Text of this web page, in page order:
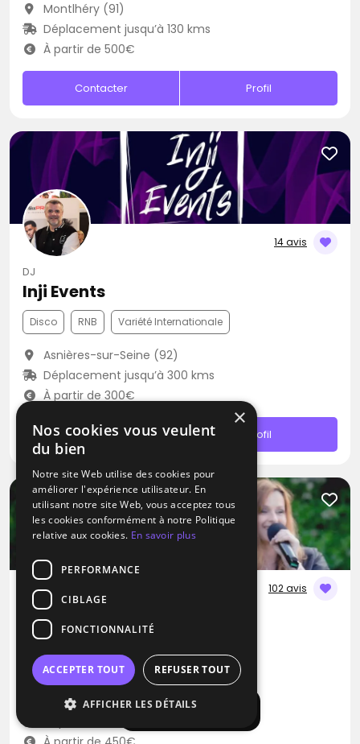
Afficher la carte
Montlhéry (91)
Déplacement jusqu’à 130 kms
À partir de 500€
Contacter Profil
14 avis
DJ
Inji Events
Disco RNB Variété Internationale
Asnières-sur-Seine (92)
Déplacement jusqu’à 300 kms
À partir de 300€
Contacter Profil
102 avis
DJ / Artiste solo / Groupe de musique
Nany Pedrito Anim
Blues Musique Brésilienne RNB
Sermaises (45)
×
Nos cookies vous veulent
du bien
Notre site Web utilise des cookies pour
améliorer l'expérience utilisateur. En
utilisant notre site Web, vous acceptez tous
les cookies conformément à notre Politique
relative aux cookies. En savoir plus
PERFORMANCE
CIBLAGE
FONCTIONNALITÉ
ACCEPTER TOUT REFUSER TOUT
AFFICHER LES DÉTAILS